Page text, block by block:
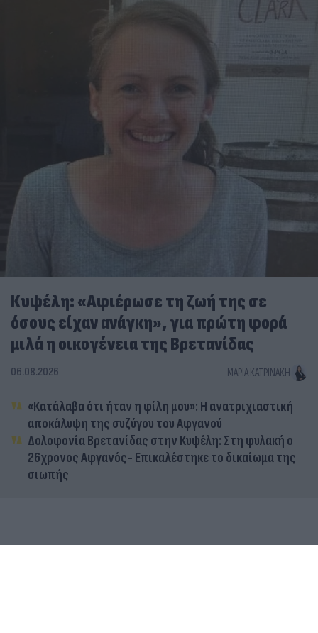
Κυψέλη: «Αφιέρωσε τη ζωή της σε
όσους είχαν ανάγκη», για πρώτη φορά
μιλά η οικογένεια της Βρετανίδας
06.08.2026 ΜΑΡΊΑ ΚΑΤΡΙΝΆΚΗ
«Κατάλαβα ότι ήταν η φίλη μου»: Η ανατριχιαστική
αποκάλυψη της συζύγου του Αφγανού
Δολοφονία Βρετανίδας στην Κυψέλη: Στη φυλακή ο
26χρονος Αφγανός- Επικαλέστηκε το δικαίωμα της
σιωπής